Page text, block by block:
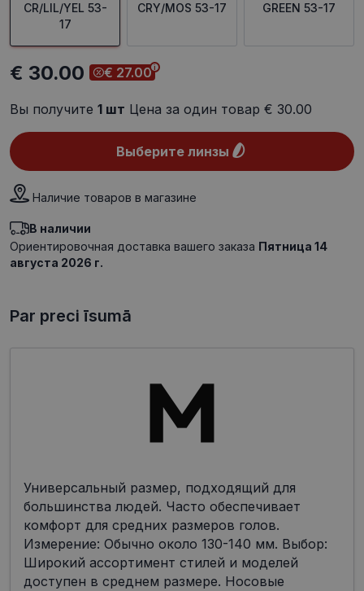
CR/LIL/YEL 53-
17
CRY/MOS 53-17 GREEN 53-17
€ 30.00 € 27.00
Вы получите 1 шт Цена за один товар € 30.00
Выберите линзы
Наличие товаров в магазине
В наличии
Ориентировочная доставка вашего заказа Пятница 14
августа 2026 г.
Par preci īsumā
Универсальный размер, подходящий для
большинства людей. Часто обеспечивает
комфорт для средних размеров голов.
Измерение: Обычно около 130-140 мм. Выбор:
Широкий ассортимент стилей и моделей
доступен в среднем размере. Носовые